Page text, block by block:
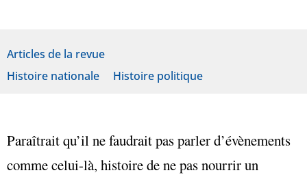
Articles de la revue
Histoire nationale
Histoire politique
Paraîtrait qu’il ne faudrait pas parler d’évènements
comme celui-là, histoire de ne pas nourrir un